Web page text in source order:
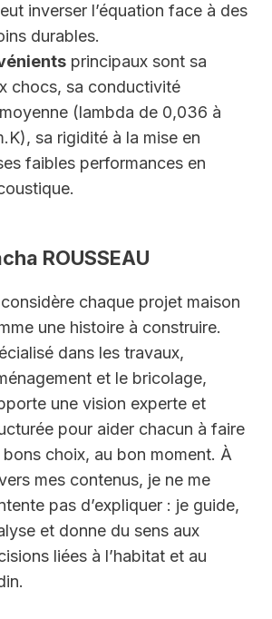
inverser l’équation face à des
durables.
principaux sont sa
chocs, sa conductivité
(lambda de 0,036 à
sa rigidité à la mise en
faibles performances en
ROUSSEAU
chaque projet maison
une histoire à construire.
dans les travaux,
et le bricolage,
une vision experte et
pour aider chacun à faire
bons choix, au bon moment. À
mes contenus, je ne me
pas d’expliquer : je guide,
et donne du sens aux
liées à l’habitat et au